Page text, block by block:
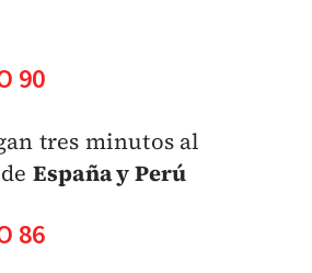
90
tres minutos al
España y Perú
86